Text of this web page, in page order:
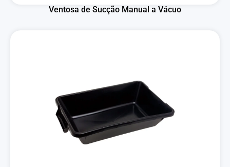
Ventosa de Sucção Manual a Vácuo